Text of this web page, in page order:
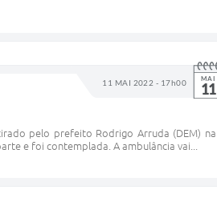
11 MAI 2022 - 17h00 MAI
11
pelo prefeito Rodrigo Arruda (DEM) na
e foi contemplada. A ambulância vai...